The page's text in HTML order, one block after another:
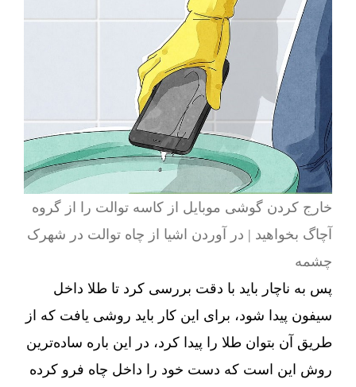
خارج کردن گوشی موبایل از کاسه توالت را از گروه
آچاگ بخواهید | در آوردن اشیا از چاه توالت در شهرک
چشمه
پس به ناچار باید با دقت بررسی کرد تا طلا داخل
سیفون پیدا شود، برای این کار باید روشی یافت که از
طریق آن بتوان طلا را پیدا کرد، در این باره ساده‌ترین
روش این است که دست خود را داخل چاه فرو کرده